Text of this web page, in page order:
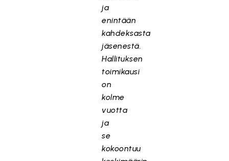
ja
enintään
kahdeksasta
jäsenestä.
Hallituksen
toimikausi
on
kolme
vuotta
ja
se
kokoontuu